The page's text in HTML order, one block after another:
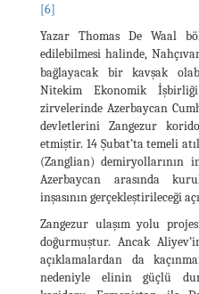
[6]
Yazar Thomas De Waal
edilebilmesi halinde,
bağlayacak bir kavşak
Nitekim Ekonomik
zirvelerinde Azerbaycan
devletlerini Zangezur
etmiştir. 14 Şubat’ta temeli
(Zanglian) demiryollarının
Azerbaycan arasında
inşasının gerçekleştirileceği
Zangezur ulaşım yolu
doğurmuştur. Ancak
açıklamalardan da
nedeniyle elinin güçlü